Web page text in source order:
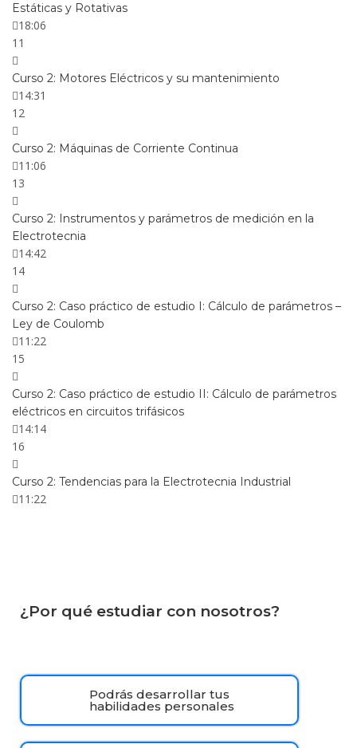
Estáticas y Rotativas
18:06
11
Curso 2: Motores Eléctricos y su mantenimiento
14:31
12
Curso 2: Máquinas de Corriente Continua
11:06
13
Curso 2: Instrumentos y parámetros de medición en la
Electrotecnia
14:42
14
Curso 2: Caso práctico de estudio I: Cálculo de parámetros –
Ley de Coulomb
11:22
15
Curso 2: Caso práctico de estudio II: Cálculo de parámetros
eléctricos en circuitos trifásicos
14:14
16
Curso 2: Tendencias para la Electrotecnia Industrial
11:22
¿Por qué estudiar con nosotros?
Podrás desarrollar tus
habilidades personales